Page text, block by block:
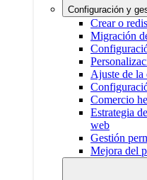
Configuración y
Crear o
Migración
Ajuste de la
Comercio
Estrategia
web
Gestión
Mejora del